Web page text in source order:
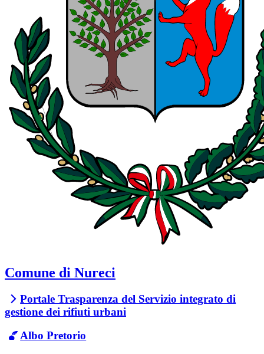
Comune di Nureci
Portale Trasparenza del Servizio integrato di
gestione dei rifiuti urbani
Albo Pretorio